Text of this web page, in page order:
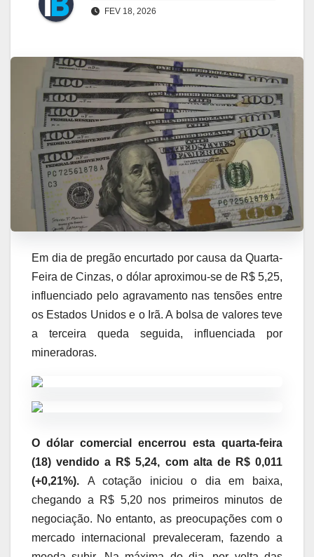
FEV 18, 2026
Em dia de pregão encurtado por causa da Quarta-
Feira de Cinzas, o dólar aproximou-se de R$ 5,25,
influenciado pelo agravamento nas tensões entre
os Estados Unidos e o Irã. A bolsa de valores teve
a terceira queda seguida, influenciada por
mineradoras.
O dólar comercial encerrou esta quarta-feira
(18) vendido a R$ 5,24, com alta de R$ 0,011
(+0,21%). A cotação iniciou o dia em baixa,
chegando a R$ 5,20 nos primeiros minutos de
negociação. No entanto, as preocupações com o
mercado internacional prevaleceram, fazendo a